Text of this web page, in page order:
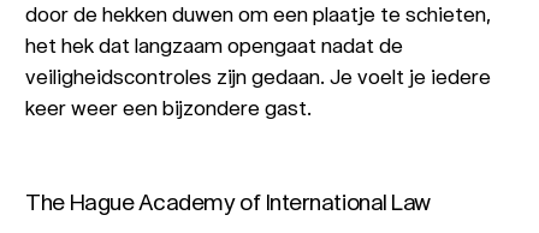
door de hekken duwen om een plaatje te schieten,
het hek dat langzaam opengaat nadat de
veiligheidscontroles zijn gedaan. Je voelt je iedere
keer weer een bijzondere gast.
The Hague Academy of International Law